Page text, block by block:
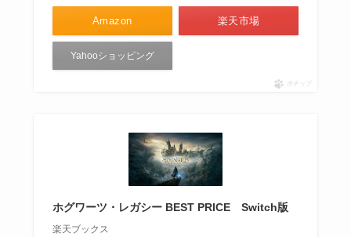
Amazon 楽天市場
Yahooショッピング
ポチップ
ホグワーツ・レガシー BEST PRICE Switch版
楽天ブックス